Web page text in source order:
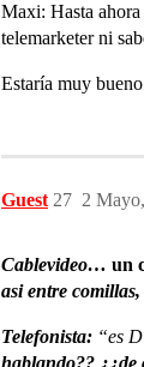
Maxi: Hasta
telemarketer ni
Estaría muy
Guest 2
27
Cablevideo… un
asi entre comillas,
Telefonista: “es
hablando?? ¿¿de